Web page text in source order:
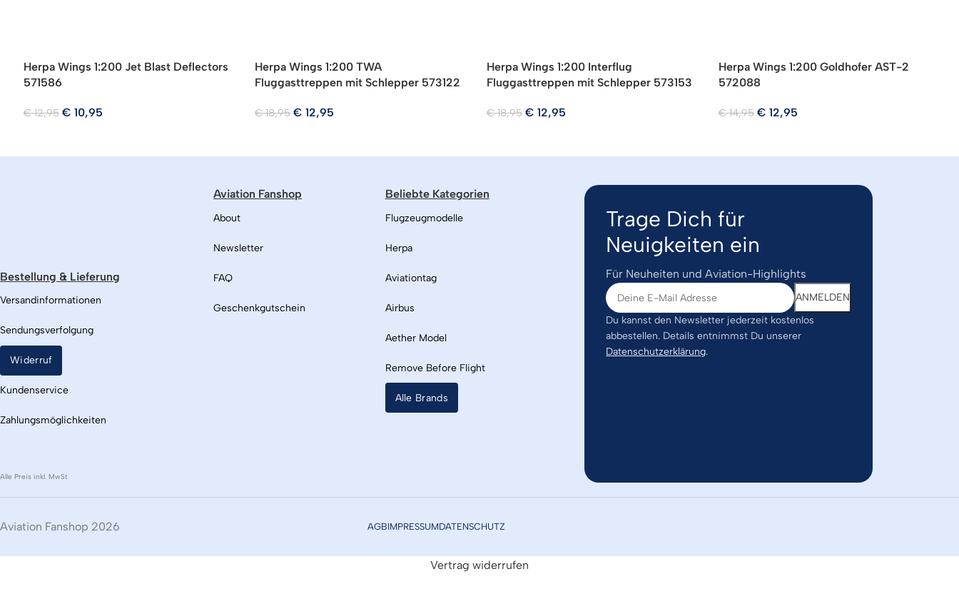
Herpa Wings 1:200 Jet Blast Deflectors
571586
€12,95 € 10,95
Herpa Wings 1:200 TWA
Fluggasttreppen mit Schlepper 573122
€18,95 € 12,95
Herpa Wings 1:200 Interflug
Fluggasttreppen mit Schlepper 573153
€18,95 € 12,95
Herpa Wings 1:200 Goldhofer AST-2
572088
€14,95 € 12,95
Bestellung & Lieferung
Versandinformationen
Sendungsverfolgung
Widerruf
Kundenservice
Zahlungsmöglichkeiten
Alle Preis inkl. MwSt
Aviation Fanshop
About
Newsletter
FAQ
Geschenkgutschein
Beliebte Kategorien
Flugzeugmodelle
Herpa
Aviationtag
Airbus
Aether Model
Remove Before Flight
Alle Brands
Trage Dich für
Neuigkeiten ein
Für Neuheiten und Aviation-Highlights
Du kannst den Newsletter jederzeit kostenlos
abbestellen. Details entnimmst Du unserer
Datenschutzerklärung.
Aviation Fanshop 2026 AGBIMPRESSUMDATENSCHUTZ
Vertrag widerrufen